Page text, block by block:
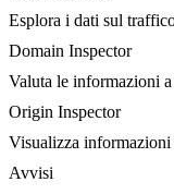
Esplora i dati sul
Domain Inspector
Valuta le informazioni
Origin Inspector
Visualizza
Avvisi